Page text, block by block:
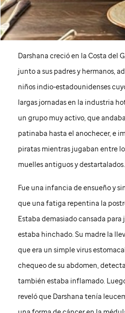
Darshana creció en la Costa del
junto a sus padres y hermanos,
niños indio-estadounidenses
largas jornadas en la industria
un grupo muy activo, que
patinaba hasta el anochecer, e
piratas mientras jugaban entre
muelles antiguos y destartalados.
Fue una infancia de ensueño y
que una fatiga repentina la
Estaba demasiado cansada para
estaba hinchado. Su madre la
que era un simple virus
chequeo de su abdomen,
también estaba inflamado.
reveló que Darshana tenía